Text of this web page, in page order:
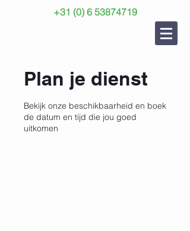
+31 (0) 6 53874719
Plan je dienst
Bekijk onze beschikbaarheid en boek
de datum en tijd die jou goed
uitkomen